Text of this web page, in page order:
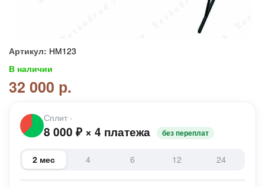
Артикул: НМ123
В наличии
32 000 р.
Сплит ›
8 000 ₽ × 4 платежа без переплат
2 мес 4 6 12 24